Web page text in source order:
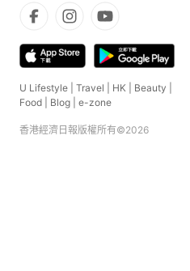
U Lifestyle Travel HK Beauty
Food
Blog e-zone
香港經濟日報版權所有©2026